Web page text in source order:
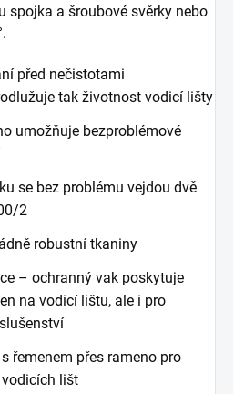
spojka a šroubové svěrky nebo
před nečistotami
tak životnost vodicí lišty
umožňuje bezproblémové
se bez problému vejdou dvě
2
robustní tkaniny
– ochranný vak poskytuje
na vodicí lištu, ale i pro
řemenem přes rameno pro
lišt